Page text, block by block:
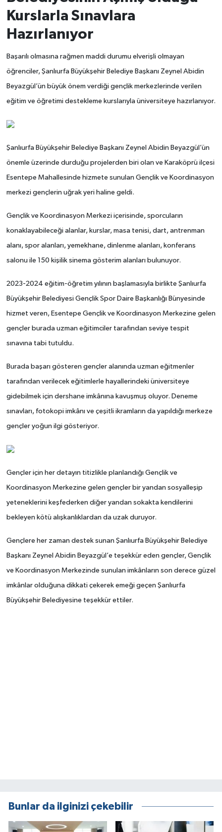
Kurslarla Sınavlara
Hazırlanıyor
Başarılı olmasına rağmen maddi durumu elverişli olmayan
öğrenciler, Şanlıurfa Büyükşehir Belediye Başkanı Zeynel Abidin
Beyazgül’ün büyük önem verdiği gençlik merkezlerinde verilen
eğitim ve öğretimi destekleme kurslarıyla üniversiteye hazırlanıyor.
Şanlıurfa Büyükşehir Belediye Başkanı Zeynel Abidin Beyazgül’ün
önemle üzerinde durduğu projelerden biri olan ve Karaköprü ilçesi
Esentepe Mahallesinde hizmete sunulan Gençlik ve Koordinasyon
merkezi gençlerin uğrak yeri haline geldi.
Gençlik ve Koordinasyon Merkezi içerisinde, sporcuların
konaklayabileceği alanlar, kurslar, masa tenisi, dart, antrenman
alanı, spor alanları, yemekhane, dinlenme alanları, konferans
salonu ile 150 kişilik sinema gösterim alanları bulunuyor.
2023-2024 eğitim-öğretim yılının başlamasıyla birlikte Şanlıurfa
Büyükşehir Belediyesi Gençlik Spor Daire Başkanlığı Bünyesinde
hizmet veren, Esentepe Gençlik ve Koordinasyon Merkezine gelen
gençler burada uzman eğitimciler tarafından seviye tespit
sınavına tabi tutuldu.
Burada başarı gösteren gençler alanında uzman eğitmenler
tarafından verilecek eğitimlerle hayallerindeki üniversiteye
gidebilmek için dershane imkânına kavuşmuş oluyor. Deneme
sınavları, fotokopi imkânı ve çeşitli ikramların da yapıldığı merkeze
gençler yoğun ilgi gösteriyor.
Gençler için her detayın titizlikle planlandığı Gençlik ve
Koordinasyon Merkezine gelen gençler bir yandan sosyalleşip
yeteneklerini keşfederken diğer yandan sokakta kendilerini
bekleyen kötü alışkanlıklardan da uzak duruyor.
Gençlere her zaman destek sunan Şanlıurfa Büyükşehir Belediye
Başkanı Zeynel Abidin Beyazgül’e teşekkür eden gençler, Gençlik
ve Koordinasyon Merkezinde sunulan imkânların son derece güzel
imkânlar olduğuna dikkati çekerek emeği geçen Şanlıurfa
Büyükşehir Belediyesine teşekkür ettiler.
Bunlar da ilginizi çekebilir